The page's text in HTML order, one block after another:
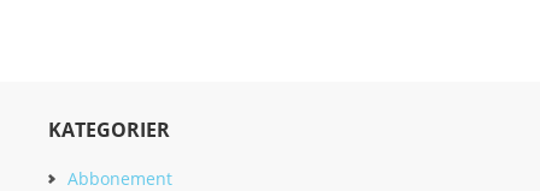
KATEGORIER
Abbonement